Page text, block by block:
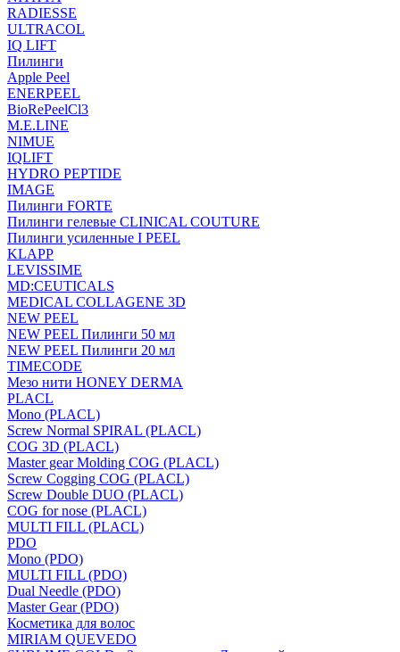
RADIESSE
ULTRACOL
IQ LIFT
Пилинги
Apple Peel
ENERPEEL
BioRePeelCl3
M.E.LINE
NIMUE
IQLIFT
HYDRO PEPTIDE
IMAGE
Пилинги FORTE
Пилинги гелевые CLINICAL COUTURE
Пилинги усиленные I PEEL
KLAPP
LEVISSIME
MD:CEUTICALS
MEDICAL COLLAGENE 3D
NEW PEEL
NEW PEEL Пилинги 50 мл
NEW PEEL Пилинги 20 мл
TIMECODE
Мезо нити HONEY DERMA
PLACL
Mono (PLACL)
Screw Normal SPIRAL (PLACL)
COG 3D (PLACL)
Master gear Molding COG (PLACL)
Screw Cogging COG (PLACL)
Screw Double DUO (PLACL)
COG for nose (PLACL)
MULTI FILL (PLACL)
PDO
Mono (PDO)
MULTI FILL (PDO)
Dual Needle (PDO)
Master Gear (PDO)
Косметика для волос
MIRIAM QUEVEDO